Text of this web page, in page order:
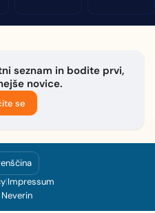
seznam in bodite prvi,
novice.
se
|Impressum